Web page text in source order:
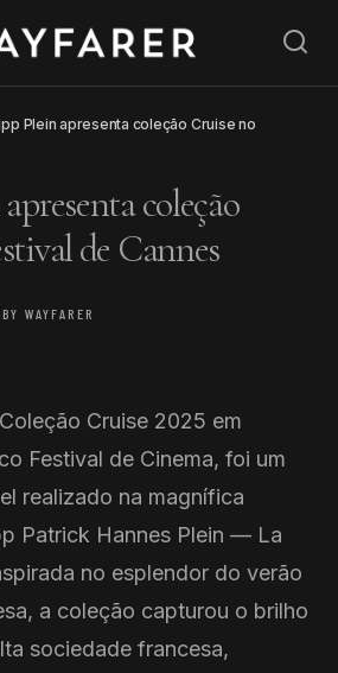
Plein apresenta coleção Cruise no
coleção
de Cannes
BY WAYFARER
Cruise 2025 em
Festival de Cinema, foi um
realizado na magnífica
Patrick Hannes Plein — La
no esplendor do verão
a coleção capturou o brilho
sociedade francesa,